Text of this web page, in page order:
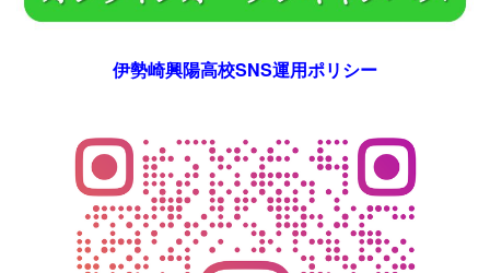
伊勢崎興陽高校SNS運用ポリシー